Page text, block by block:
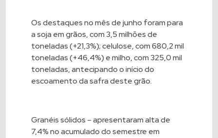
Os destaques no mês de junho foram para
a soja em grãos, com 3,5 milhões de
toneladas (+21,3%); celulose, com 680,2 mil
toneladas (+46,4%) e milho, com 325,0 mil
toneladas, antecipando o início do
escoamento da safra deste grão.
Granéis sólidos – apresentaram alta de
7,4% no acumulado do semestre em